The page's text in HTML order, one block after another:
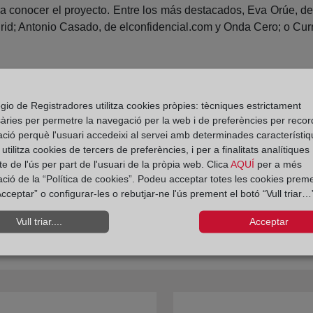
conocer el proyecto. Entre los más destacados, Eva Orúe,
Antonio Casado, de elconfidencial.com y Onda Cero; o
de Madrid acogió un acto para explicar los principales
autonómico, Manuel Hernández-Gil Mancha,
de esta encomienda de nacionalidad. Acompañados de
de Madrid, registradores y empleados pudieron
de Registradores utilitza cookies pròpies: tècniques estrictament
per permetre la navegació per la web i de preferències per
perquè l'usuari accedeixi al servei amb determinades
utilitza cookies de tercers de preferències, i per a finalitats analítiques
de l'ús per part de l'usuari de la pròpia web. Clica AQUÍ per a més
de la “Política de cookies”. Podeu acceptar totes les cookies
o configurar-les o rebutjar-ne l'ús prement el botó “Vull
Vull triar.... Acceptar